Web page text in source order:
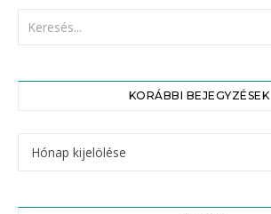
KORÁBBI BEJEGYZÉSEK
Korábbi bejegyzések